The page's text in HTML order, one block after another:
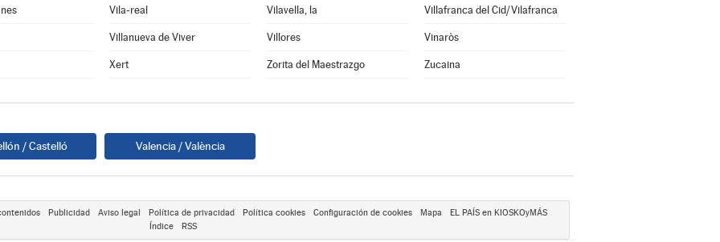
Vila-real Vilavella, la Villafranca del Cid/Vilafranca
Villanueva de Viver Villores Vinaròs
Xert Zorita del Maestrazgo Zucaina
/ Castelló Valencia / València
Publicidad Aviso legal Política de privacidad Política cookies Configuración de cookies Mapa
EL PAÍS en KIOSKOyMÁS
Índice
RSS